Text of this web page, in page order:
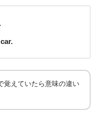
覚えていたら意味の違い